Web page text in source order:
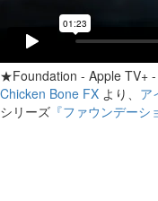
★Foundation - Apple TV+ -
Chicken Bone FX より、 ア
シリーズ 『ファウンデーシ